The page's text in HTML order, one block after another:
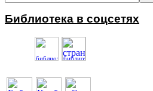
Библиотека в соцсетях